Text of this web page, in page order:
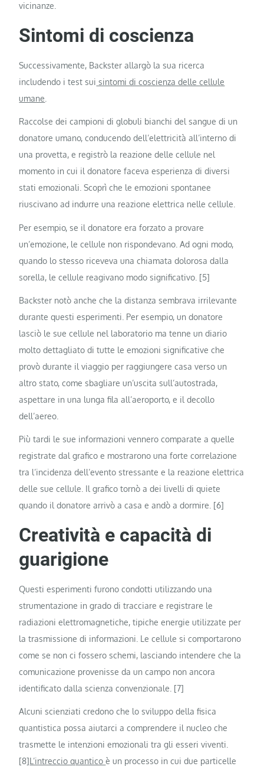
vicinanze.
Sintomi di coscienza
Successivamente, Backster allargò la sua ricerca
includendo i test sui sintomi di coscienza delle cellule
umane
Raccolse dei campioni di globuli bianchi del sangue di un
donatore umano, conducendo dell’elettricità all’interno di
una provetta, e registrò la reazione delle cellule nel
momento in cui il donatore faceva esperienza di diversi
stati emozionali. Scoprì che le emozioni spontanee
riuscivano ad indurre una reazione elettrica nelle cellule.
Per esempio, se il donatore era forzato a provare
un’emozione, le cellule non rispondevano. Ad ogni modo,
quando lo stesso riceveva una chiamata dolorosa dalla
sorella, le cellule reagivano modo significativo. [5]
Backster notò anche che la distanza sembrava irrilevante
durante questi esperimenti. Per esempio, un donatore
lasciò le sue cellule nel laboratorio ma tenne un diario
molto dettagliato di tutte le emozioni significative che
provò durante il viaggio per raggiungere casa verso un
altro stato, come sbagliare un’uscita sull’autostrada,
aspettare in una lunga fila all’aeroporto, e il decollo
dell’aereo.
Più tardi le sue informazioni vennero comparate a quelle
registrate dal grafico e mostrarono una forte correlazione
tra l’incidenza dell’evento stressante e la reazione elettrica
delle sue cellule. Il grafico tornò a dei livelli di quiete
quando il donatore arrivò a casa e andò a dormire. [6]
Creatività e capacità di
guarigione
Questi esperimenti furono condotti utilizzando una
strumentazione in grado di tracciare e registrare le
radiazioni elettromagnetiche, tipiche energie utilizzate per
la trasmissione di informazioni. Le cellule si comportarono
come se non ci fossero schemi, lasciando intendere che la
comunicazione provenisse da un campo non ancora
identificato dalla scienza convenzionale. [7]
Alcuni scienziati credono che lo sviluppo della fisica
quantistica possa aiutarci a comprendere il nucleo che
trasmette le intenzioni emozionali tra gli esseri viventi.
[8]L’intreccio quanticoè un processo in cui due particelle